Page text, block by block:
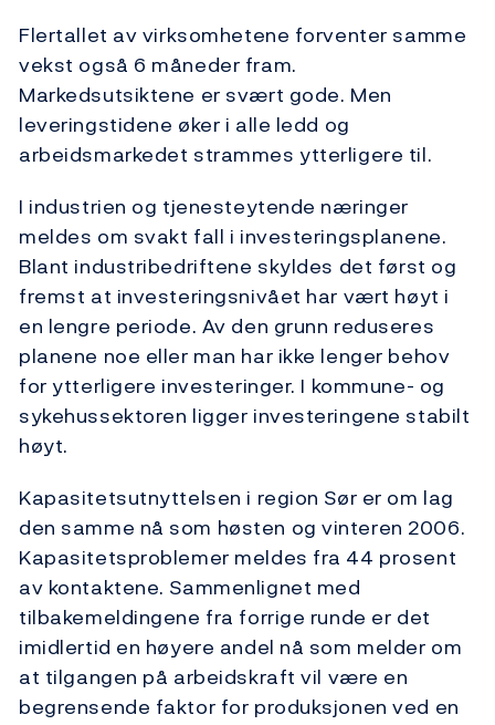
Flertallet av virksomhetene forventer samme
vekst også 6 måneder fram.
Markedsutsiktene er svært gode. Men
leveringstidene øker i alle ledd og
arbeidsmarkedet strammes ytterligere til.
I industrien og tjenesteytende næringer
meldes om svakt fall i investeringsplanene.
Blant industribedriftene skyldes det først og
fremst at investeringsnivået har vært høyt i
en lengre periode. Av den grunn reduseres
planene noe eller man har ikke lenger behov
for ytterligere investeringer. I kommune- og
sykehussektoren ligger investeringene stabilt
høyt.
Kapasitetsutnyttelsen i region Sør er om lag
den samme nå som høsten og vinteren 2006.
Kapasitetsproblemer meldes fra 44 prosent
av kontaktene. Sammenlignet med
tilbakemeldingene fra forrige runde er det
imidlertid en høyere andel nå som melder om
at tilgangen på arbeidskraft vil være en
begrensende faktor for produksjonen ved en